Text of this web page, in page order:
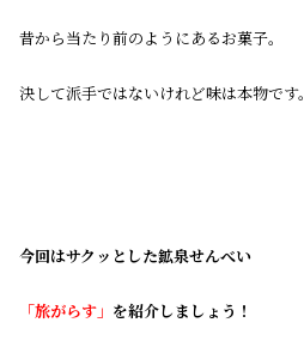
昔から当たり前のようにあるお菓子。
決して派手ではないけれど味は本物です。
今回はサクッとした鉱泉せんべい
「旅がらす」 を紹介しましょう！